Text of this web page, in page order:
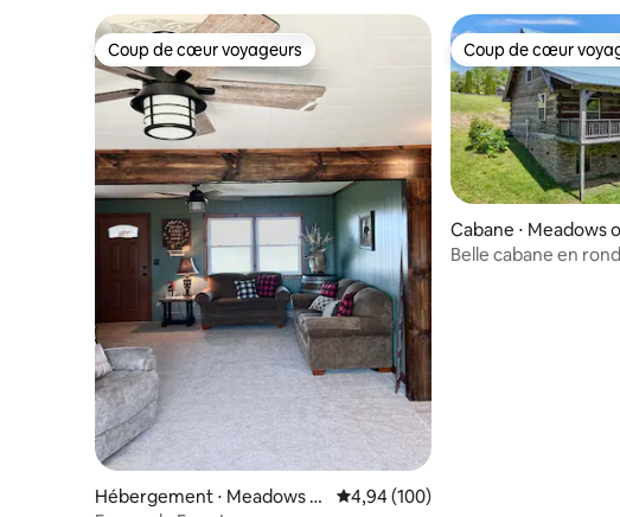
Coup de cœur voyageurs
Coup de cœur voyageurs
Hébergement ⋅ Meadows of
Évaluation moyenne sur la base
4,94 (100)
Coup de cœur
Coup de cœur
Cabane ⋅ Meadows
Belle cabane en